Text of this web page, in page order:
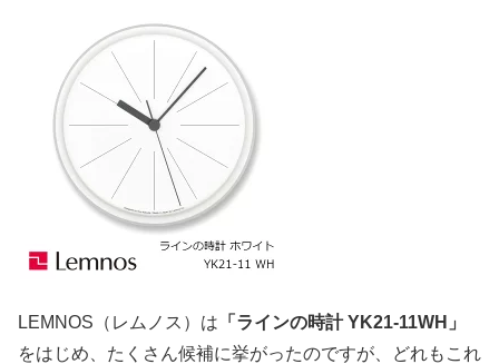
LEMNOS（レムノス）は 「ラインの時計 YK21-11WH」
をはじめ、たくさん候補に挙がったのですが、どれもこれ